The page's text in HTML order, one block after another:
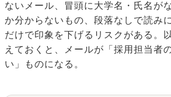
ないメール、冒頭に大学名・氏名が
か分からないもの、段落なしで読み
だけで印象を下げるリスクがある。
えておくと、メールが「採用担当者
い」ものになる。